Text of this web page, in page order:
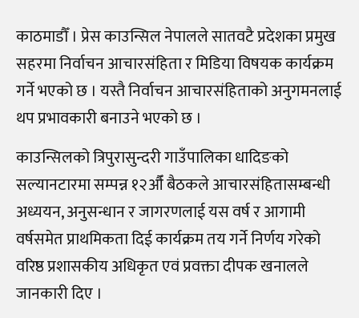
काठमाडौँ । प्रेस काउन्सिल नेपालले सातवटै प्रदेशका प्रमुख
सहरमा निर्वाचन आचारसंहिता र मिडिया विषयक कार्यक्रम
गर्ने भएको छ । यस्तै निर्वाचन आचारसंहिताको अनुगमनलाई
थप प्रभावकारी बनाउने भएको छ ।
काउन्सिलको त्रिपुरासुन्दरी गाउँपालिका धादिङको
सल्यानटारमा सम्पन्न १२औँ बैठकले आचारसंहितासम्बन्धी
अध्ययन, अनुसन्धान र जागरणलाई यस वर्ष र आगामी
वर्षसमेत प्राथमिकता दिई कार्यक्रम तय गर्ने निर्णय गरेको
वरिष्ठ प्रशासकीय अधिकृत एवं प्रवक्ता दीपक खनालले
जानकारी दिए ।